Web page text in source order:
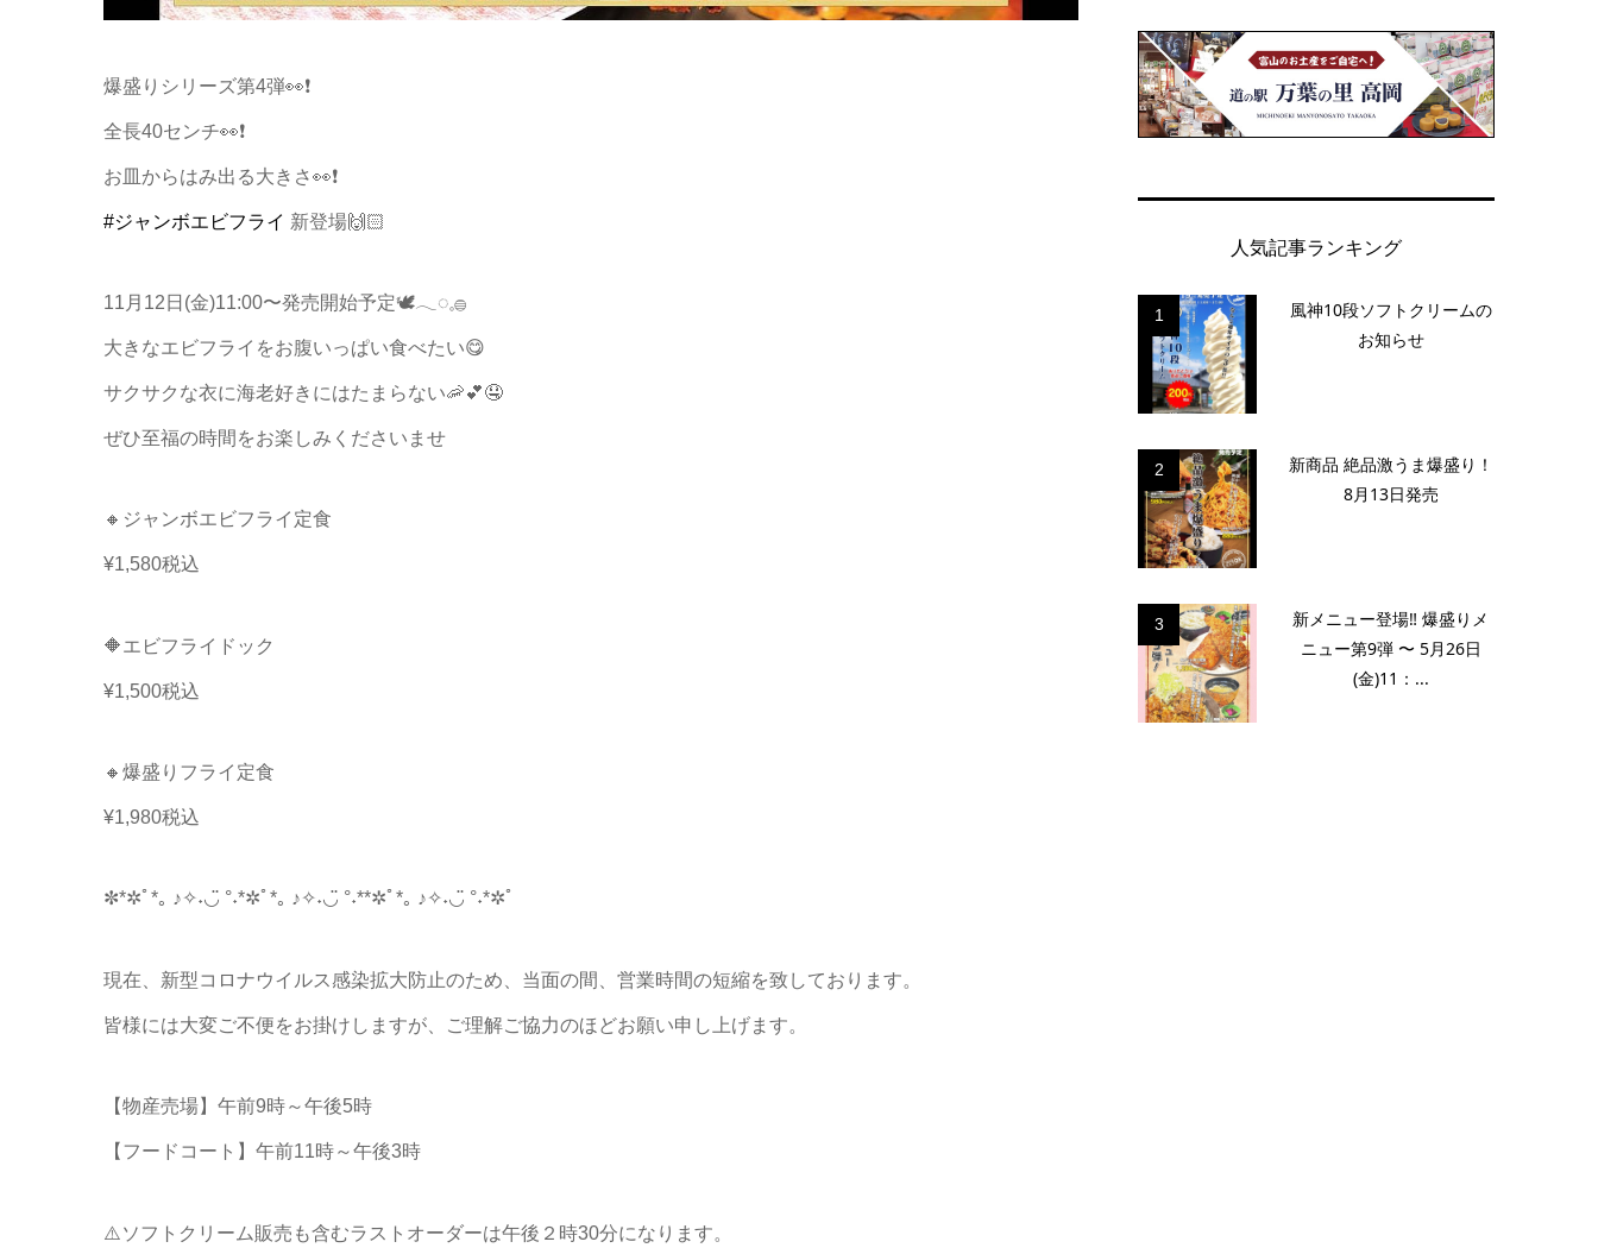
爆盛りシリーズ第4弾👀❗️
全長40センチ👀❗️
お皿からはみ出る大きさ👀❗️
#ジャンボエビフライ 新登場🙌🏻
11月12日(金)11:00〜発売開始予定🕊𓂃◌𓈒𓐍
大きなエビフライをお腹いっぱい食べたい😋
サクサクな衣に海老好きにはたまらない🦐💕🤤
ぜひ至福の時間をお楽しみくださいませ
🔸ジャンボエビフライ定食
¥1,580税込
🔶エビフライドック
¥1,500税込
🔸爆盛りフライ定食
¥1,980税込
✼*✲ﾟ*｡ ♪✧˖◡̈ °˖*✲ﾟ*｡ ♪✧˖◡̈ °˖**✲ﾟ*｡ ♪✧˖◡̈ °˖*✲ﾟ
現在、新型コロナウイルス感染拡大防止のため、当面の間、営業時間の短縮を致しております。
皆様には大変ご不便をお掛けしますが、ご理解ご協力のほどお願い申し上げます。
【物産売場】午前9時～午後5時
【フードコート】午前11時～午後3時
⚠️ソフトクリーム販売も含むラストオーダーは午後２時30分になります。
人気記事ランキング
1
風神10段ソフトクリームの
お知らせ
2
新商品 絶品激うま爆盛り！
8月13日発売
3
新メニュー登場‼️ 爆盛りメ
ニュー第9弾 〜 5月26日
(金)11：...